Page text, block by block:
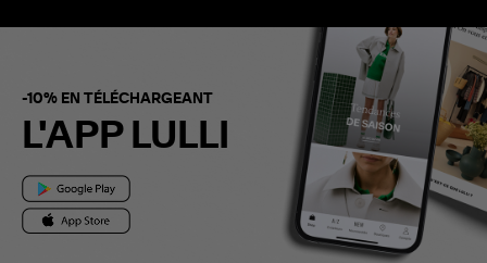
-10% EN TÉLÉCHARGEANT
L'APP LULLI